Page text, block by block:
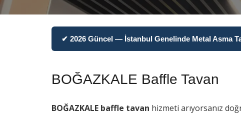
✔ 2026 Güncel — İstanbul Genelinde Metal Asma
BOĞAZKALE Baffle Tavan
BOĞAZKALE baffle tavan hizmeti arıyorsanız